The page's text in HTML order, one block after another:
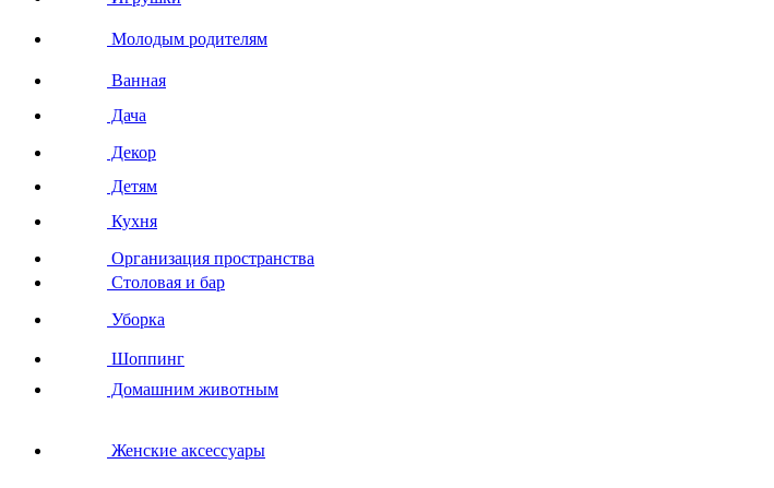
Молодым родителям
Ванная
Дача
Декор
Детям
Кухня
Организация пространства
Столовая и бар
Уборка
Шоппинг
Домашним животным
Женские аксессуары